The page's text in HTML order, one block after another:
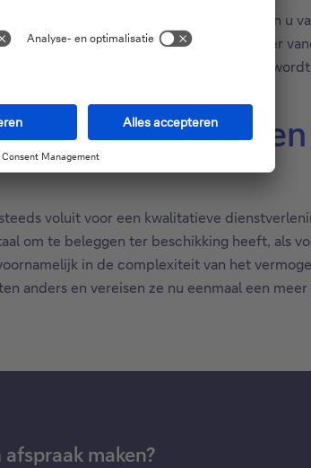
stoppen met werken? Hoeveel kan u
er voor uw nabestaanden uit mocht er
dat u krijgt gerichter en efficiënter
Banking
voluit voor een kwalitatieve
om te beleggen ter beschikking heeft, als
in de complexiteit van het
anders en vereisen ze nu eenmaal een
maken?